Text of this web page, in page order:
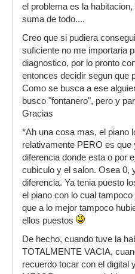
el problema es la
suma de todo....
Creo que si pudiera
suficiente no me importaria
diagnostico, por lo pronto
entonces decidir segun que
Como se busca a ese
busco "fontanero", pero y
Gracias
*Ah una cosa mas, el piano
relativamente PERO es
diferencia donde esta o por
cubiculo y el salon. Osea 0,
diferencia. Ya tenia puesto
el piano con lo cual
que a lo mejor tampoco
ellos puestos
De hecho, cuando tuve la
TOTALMENTE VACIA,
recuerdo tocar con el digital